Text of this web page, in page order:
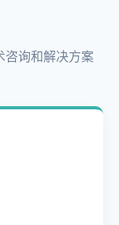
咨询和解决方案